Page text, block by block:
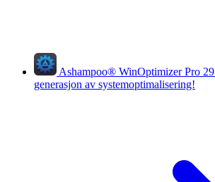
Ashampoo® WinOptimizer Pro 29
generasjon av systemoptimalisering!